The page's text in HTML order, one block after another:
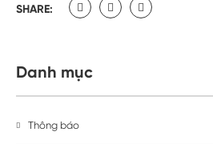
SHARE:
Danh mục
Thông báo